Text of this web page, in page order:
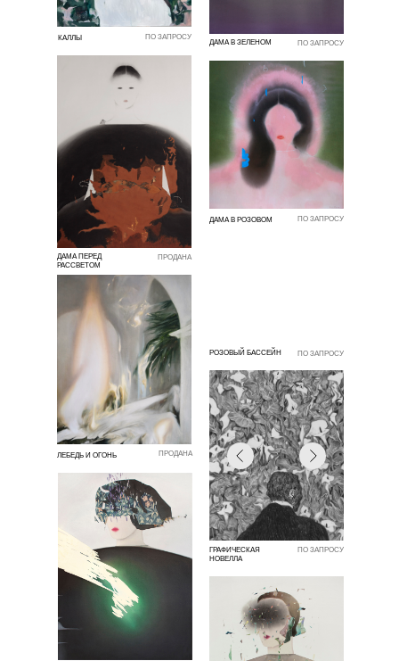
ЛЕБЕДЬ И ОГОНЬ ПРОДАНА
РОЗОВЫЙ БАССЕЙН
ДАМА В РОЗОВОМ
ПО ЗАПРОСУ
КАЛЛЫ
ПО ЗАПРОСУ
ГРАФИЧЕСКАЯ
НОВЕЛЛА
ПО ЗАПРОСУ
ПО ЗАПРОСУ
ДАМА В ЗЕЛЕНОМ
ПО ЗАПРОСУ
ДАМА ПЕРЕД
РАССВЕТОМ
ПРОДАНА